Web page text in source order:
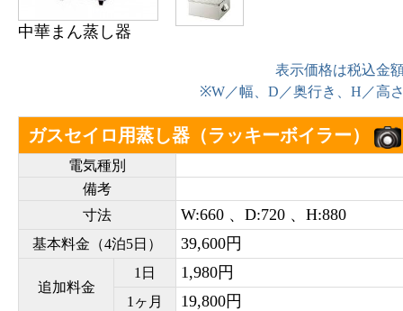
中華まん蒸し器
表示価格は税込金
※W／幅、D／奥行き、H／高
ガスセイロ用蒸し器（ラッキーボイラー）
電気種別
備考
寸法
W:660 、D:720 、H:880
基本料金（4泊5日） 39,600円
追加料金
1日 1,980円
1ヶ月 19,800円